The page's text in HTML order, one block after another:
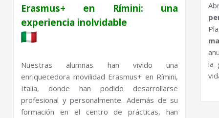
Erasmus+ en Rímini: una
experiencia inolvidable
Nuestras alumnas han vivido una
enriquecedora movilidad Erasmus+ en Rímini,
Italia, donde han podido desarrollarse
profesional y personalmente. Además de su
formación en el centro de prácticas, han
la